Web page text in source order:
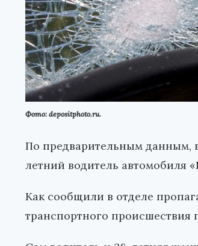
Фото: depositphoto.ru.
По предварительным данным,
летний водитель автомобиля
Как сообщили в отделе
транспортного происшествия